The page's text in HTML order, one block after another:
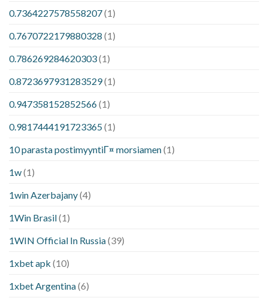
0.7364227578558207(1)
0.7670722179880328 (1)
0.786269284620303(1)
0.8723697931283529(1)
0.947358152852566(1)
0.9817444191723365(1)
10 parasta postimyyntiГ¤ morsiamen(1)
1w(1)
1win Azerbajany(4)
1Win Brasil(1)
1WIN Official In Russia(39)
1xbet apk (10)
1xbet Argentina(6)